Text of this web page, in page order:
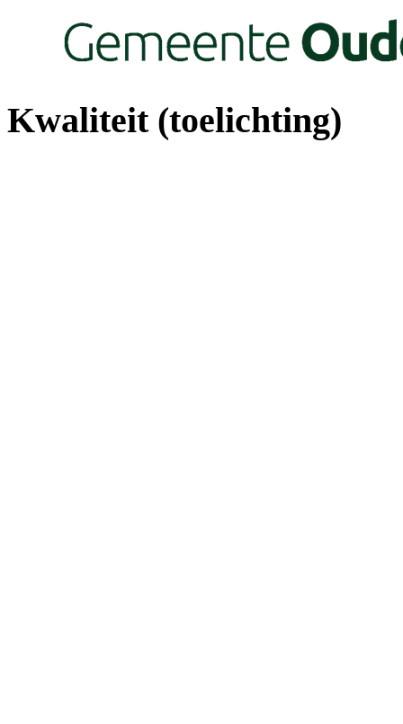
Kwaliteit (toelichting)